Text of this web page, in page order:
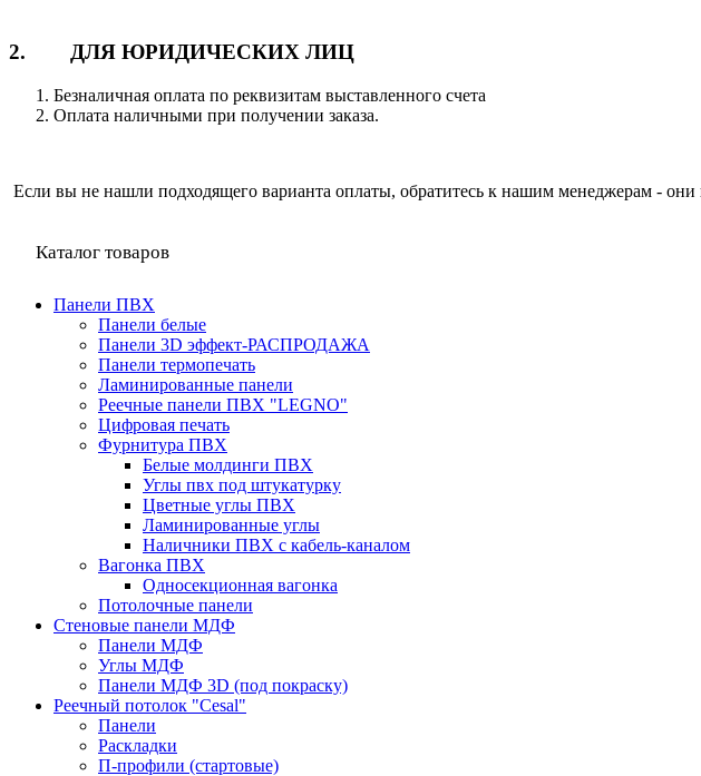
2. ДЛЯ ЮРИДИЧЕСКИХ ЛИЦ
Безналичная оплата по реквизитам выставленного счета
Оплата наличными при получении заказа.
Если вы не нашли подходящего варианта оплаты, обратитесь к нашим менеджерам - они
Каталог товаров
Панели ПВХ
Панели белые
Панели 3D эффект-РАСПРОДАЖА
Панели термопечать
Ламинированные панели
Реечные панели ПВХ "LEGNO"
Цифровая печать
Фурнитура ПВХ
Белые молдинги ПВХ
Углы пвх под штукатурку
Цветные углы ПВХ
Ламинированные углы
Наличники ПВХ с кабель-каналом
Вагонка ПВХ
Односекционная вагонка
Потолочные панели
Стеновые панели МДФ
Панели МДФ
Углы МДФ
Панели МДФ 3D (под покраску)
Реечный потолок "Cesal"
Панели
Раскладки
П-профили (стартовые)